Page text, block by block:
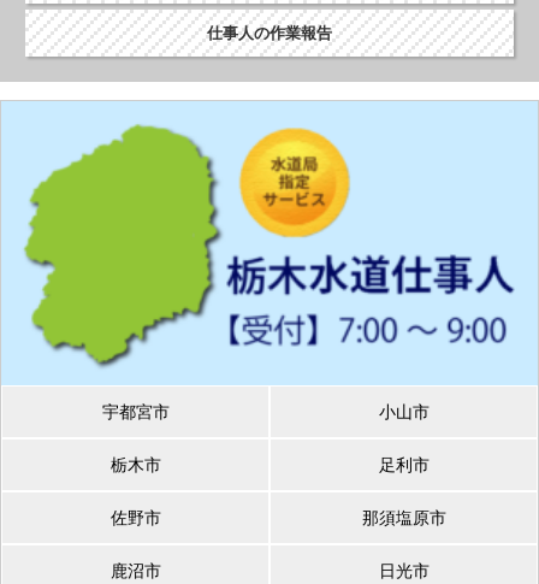
仕事人の作業報告
宇都宮市 小山市
栃木市 足利市
佐野市 那須塩原市
鹿沼市 日光市